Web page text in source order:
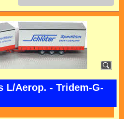
L/Aerop. - Tridem-G-